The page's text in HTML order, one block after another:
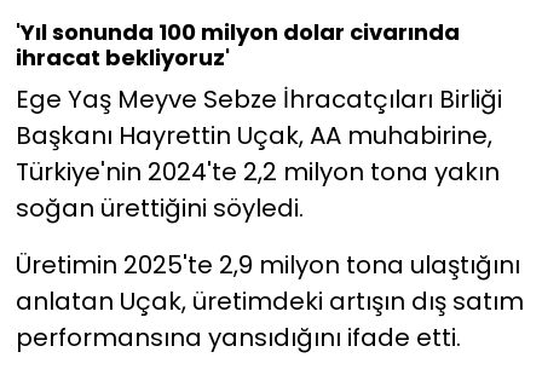
'Yıl sonunda 100 milyon dolar civarında
ihracat bekliyoruz'
Ege Yaş Meyve Sebze İhracatçıları Birliği
Başkanı Hayrettin Uçak, AA muhabirine,
Türkiye'nin 2024'te 2,2 milyon tona yakın
soğan ürettiğini söyledi.
Üretimin 2025'te 2,9 milyon tona ulaştığını
anlatan Uçak, üretimdeki artışın dış satım
performansına yansıdığını ifade etti.